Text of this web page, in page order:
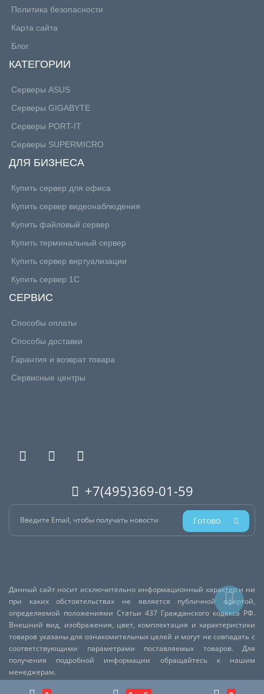
Политика безопасности
Карта сайта
Блог
КАТЕГОРИИ
Серверы ASUS
Серверы GIGABYTE
Серверы PORT-IT
Серверы SUPERMICRO
ДЛЯ БИЗНЕСА
Купить сервер для офиса
Купить сервер видеонаблюдения
Купить файловый сервер
Купить терминальный сервер
Купить сервер виртуализации
Купить сервер 1С
СЕРВИС
Способы оплаты
Способы доставки
Гарантия и возврат товара
Сервисные центры
+7(495)369-01-59
Готово
Данный сайт носит исключительно информационный характер и ни
при каких обстоятельствах не является публичной офертой,
определяемой положениями Статьи 437 Гражданского кодекса РФ.
Внешний вид, изображения, цвет, комплектация и характеристики
товаров указаны для ознакомительных целей и могут не совпадать с
соответствующими параметрами поставляемых товаров. Для
получения подробной информации обращайтесь к нашим
менеджерам.